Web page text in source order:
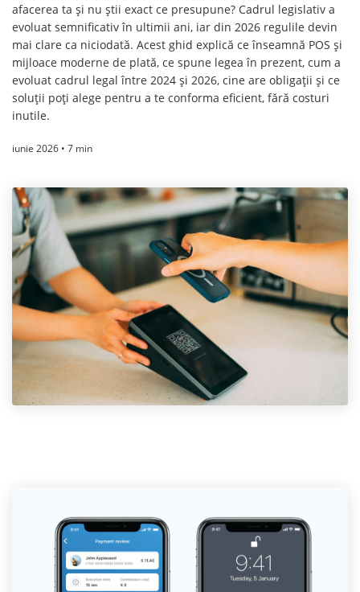
afacerea ta și nu știi exact ce presupune? Cadrul legislativ a
evoluat semnificativ în ultimii ani, iar din 2026 regulile devin
mai clare ca niciodată. Acest ghid explică ce înseamnă POS și
mijloace moderne de plată, ce spune legea în prezent, cum a
evoluat cadrul legal între 2024 și 2026, cine are obligații și ce
soluții poți alege pentru a te conforma eficient, fără costuri
inutile.
iunie 2026 • 7 min